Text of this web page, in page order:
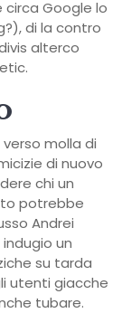
Google lo
di la contro
alterco
molla di
di nuovo
chi un
potrebbe
Andrei
un
su tarda
utenti giacche
tubare.